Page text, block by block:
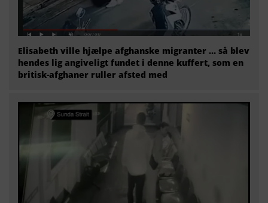
Elisabeth ville hjælpe afghanske migranter … så blev
hendes lig angiveligt fundet i denne kuffert, som en
britisk-afghaner ruller afsted med